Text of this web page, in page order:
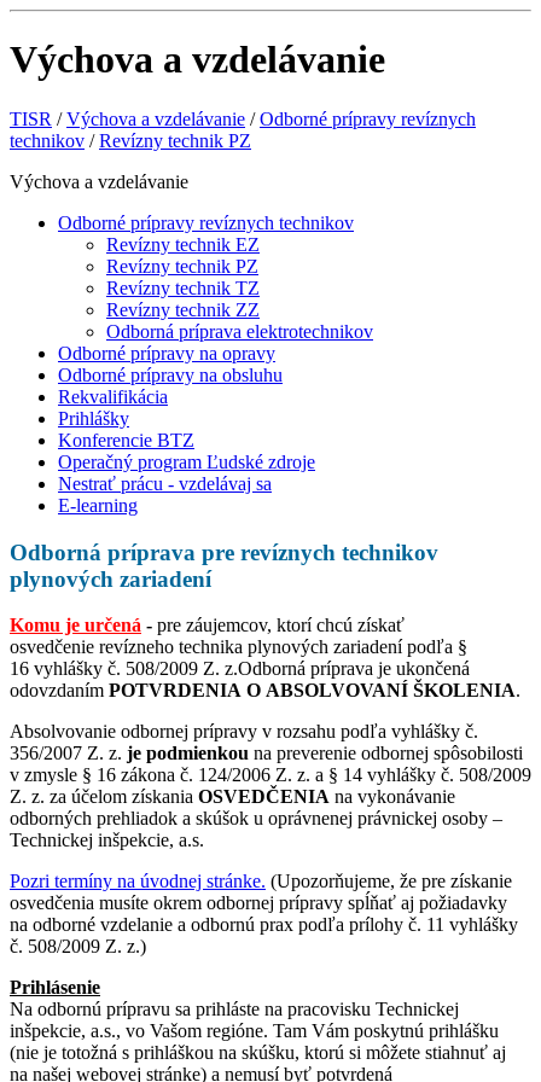
Výchova a vzdelávanie
TISR / Výchova a vzdelávanie / Odborné prípravy revíznych
technikov / Revízny technik PZ
Výchova a vzdelávanie
Odborné prípravy revíznych technikov
Revízny technik EZ
Revízny technik PZ
Revízny technik TZ
Revízny technik ZZ
Odborná príprava elektrotechnikov
Odborné prípravy na opravy
Odborné prípravy na obsluhu
Rekvalifikácia
Prihlášky
Konferencie BTZ
Operačný program Ľudské zdroje
Nestrať prácu - vzdelávaj sa
E-learning
Odborná príprava pre revíznych technikov
plynových zariadení
Komu je určená - pre záujemcov, ktorí chcú získať
osvedčenie revízneho technika plynových zariadení podľa §
16 vyhlášky č. 508/2009 Z. z.Odborná príprava je ukončená
odovzdaním POTVRDENIA O ABSOLVOVANÍ ŠKOLENIA.
Absolvovanie odbornej prípravy v rozsahu podľa vyhlášky č.
356/2007 Z. z. je podmienkou na preverenie odbornej spôsobilosti
v zmysle § 16 zákona č. 124/2006 Z. z. a § 14 vyhlášky č. 508/2009
Z. z. za účelom získania OSVEDČENIA na vykonávanie
odborných prehliadok a skúšok u oprávnenej právnickej osoby –
Technickej inšpekcie, a.s.
Pozri termíny na úvodnej stránke. (Upozorňujeme, že pre získanie
osvedčenia musíte okrem odbornej prípravy spĺňať aj požiadavky
na odborné vzdelanie a odbornú prax podľa prílohy č. 11 vyhlášky
č. 508/2009 Z. z.)
Prihlásenie
Na odbornú prípravu sa prihláste na pracovisku Technickej
inšpekcie, a.s., vo Vašom regióne. Tam Vám poskytnú prihlášku
(nie je totožná s prihláškou na skúšku, ktorú si môžete stiahnuť aj
na našej webovej stránke) a nemusí byť potvrdená